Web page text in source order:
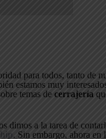
para todos, tanto de
estamos muy
temas de cerrajería
dimos a la tarea de
. Sin embargo, ahora en